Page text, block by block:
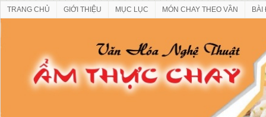
TRANG CHỦ GIỚI THIỆU MỤC LỤC MÓN CHAY THEO VẦN BÀI